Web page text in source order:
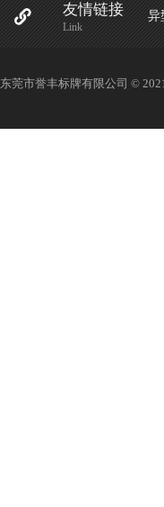
友情链接
Link
异
东莞市誉丰标牌有限公司 ©